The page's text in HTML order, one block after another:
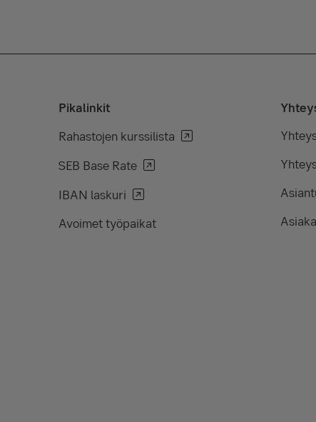
Pikalinkit
Rahastojen kurssilista
SEB Base Rate
IBAN laskuri
Avoimet työpaikat